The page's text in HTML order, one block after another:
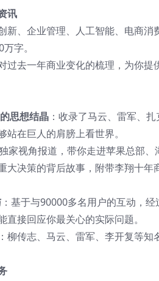
讯
新、企业管理、人工智能、电商
字。
过去一年商业变化的梳理，为你
思想结晶 ：收录了马云、雷军、
站在巨人的肩膀上看世界。
家视角报道，带你走进苹果总部
大决策的背后故事，附带李翔十年
：基于与90000多名用户的互动，
直接回应你最关心的实际问题。
：柳传志、马云、雷军、李开复等